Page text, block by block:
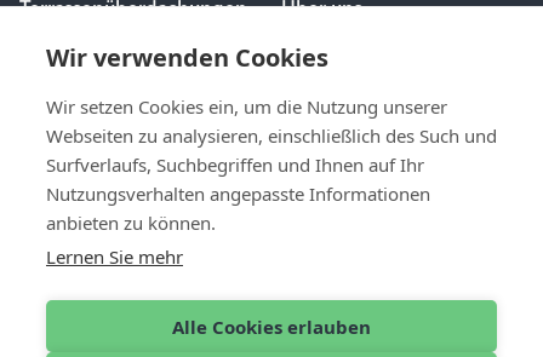
Wir verwenden Cookies
Wir setzen Cookies ein, um die Nutzung unserer
Webseiten zu analysieren, einschließlich des Such und
Surfverlaufs, Suchbegriffen und Ihnen auf Ihr
Nutzungsverhalten angepasste Informationen
anbieten zu können.
Lernen Sie mehr
Alle Cookies erlauben
Terrassenüberdachungen
Sonnenschutz
Über uns
Stellenangebote
Häufig gestellte Fragen
FÜR PROFIS
Händler werden
Dealer login
CONTACT